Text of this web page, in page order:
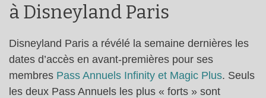
à Disneyland Paris
Disneyland Paris a révélé la semaine dernières les
dates d’accès en avant-premières pour ses
membres Pass Annuels Infinity et Magic Plus. Seuls
les deux Pass Annuels les plus « forts » sont